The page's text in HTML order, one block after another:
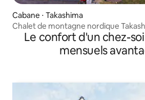
Cabane ⋅ Takashima
Chalet de montagne nordique
Biwa | Feu de camp | Coucher de
Le confort d'un chez-
mensuels